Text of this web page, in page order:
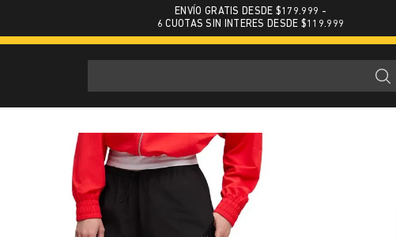
ENVÍO GRATIS DESDE $179.999 -
6 CUOTAS SIN INTERES DESDE $119.999